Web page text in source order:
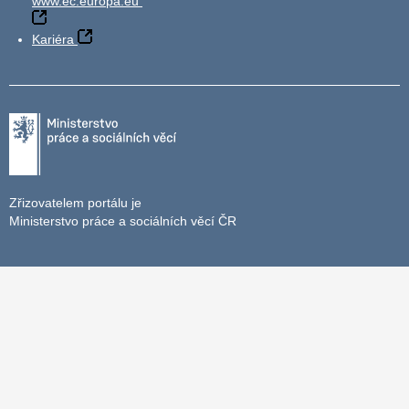
Kariéra
Zřizovatelem portálu je
Ministerstvo práce a sociálních věcí ČR